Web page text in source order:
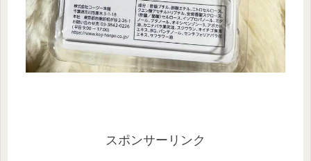
スポンサーリンク